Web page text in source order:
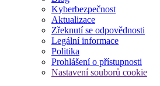
Kyberbezpečnost
Aktualizace
Zřeknutí se odpovědnosti
Legální informace
Politika
Prohlášení o přístupnosti
Nastavení souborů cookie